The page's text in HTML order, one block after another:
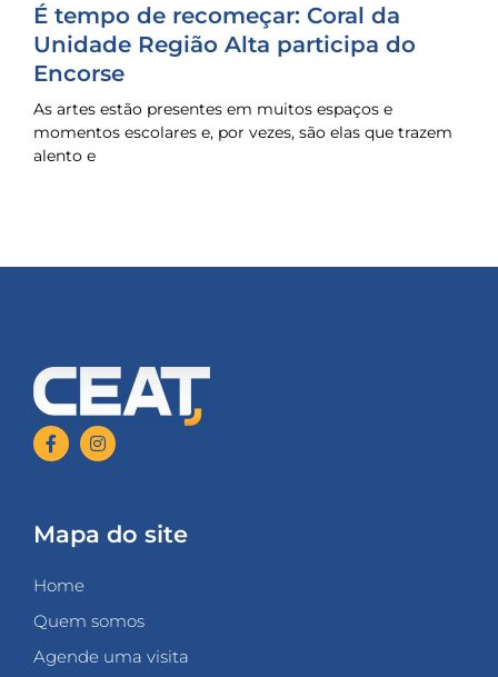
É tempo de recomeçar: Coral da
Unidade Região Alta participa do
Encorse
As artes estão presentes em muitos espaços e
momentos escolares e, por vezes, são elas que trazem
alento e
Mapa do site
Home
Quem somos
Agende uma visita